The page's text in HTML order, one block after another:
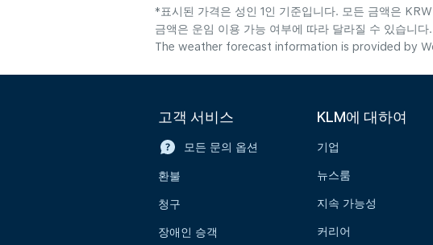
*표시된 가격은 성인 1인 기준입니다. 모든 금액은
금액은 운임 이용 가능 여부에 따라 달라질 수 있습니다.
The weather forecast information is provided by
고객 서비스
모든 문의 옵션
환불
청구
장애인 승객
KLM에 대하여
기업
뉴스룸
지속 가능성
커리어